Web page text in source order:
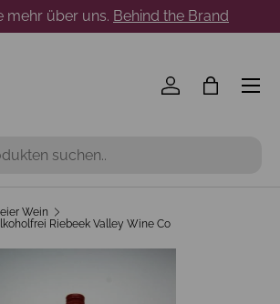
mehr über uns. Behind the Brand
Einloggen
Menü
Wein
Riebeek Valley Wine Co